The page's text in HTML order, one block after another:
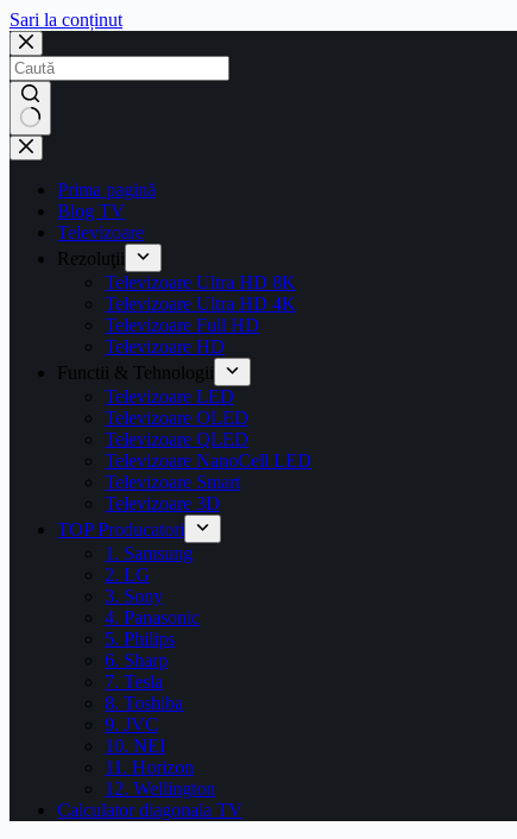
Sari la conținut
Prima pagină
Blog TV
Televizoare
Rezoluţii
Televizoare Ultra HD 8K
Televizoare Ultra HD 4K
Televizoare Full HD
Televizoare HD
Functii & Tehnologii
Televizoare LED
Televizoare OLED
Televizoare QLED
Televizoare NanoCell LED
Televizoare Smart
Televizoare 3D
TOP Producatori
1. Samsung
2. LG
3. Sony
4. Panasonic
5. Philips
6. Sharp
7. Tesla
8. Toshiba
9. JVC
10. NEI
11. Horizon
12. Wellington
Calculator diagonala TV